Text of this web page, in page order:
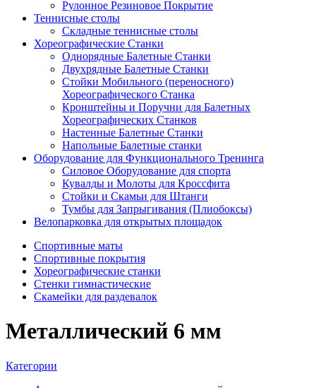
Рулонное Резиновое Покрытие
Теннисные столы
Складные теннисные столы
Хореографические Станки
Однорядные Балетные Станки
Двухрядные Балетные Станки
Стойки Мобильного (переносного)
Хореографического Станка
Кронштейны и Поручни для Балетных
Хореографических Станков
Настенные Балетные Станки
Напольные Балетные станки
Оборудование для Функционального Тренинга
Силовое Оборудование для спорта
Кувалды и Молоты для Кроссфита
Стойки и Скамьи для Штанги
Тумбы для Запрыгивания (Плиобоксы)
Велопарковка для открытых площадок
Спортивные маты
Спортивные покрытия
Хореографические станки
Стенки гимнастические
Скамейки для раздевалок
Металлический 6 мм
Категории